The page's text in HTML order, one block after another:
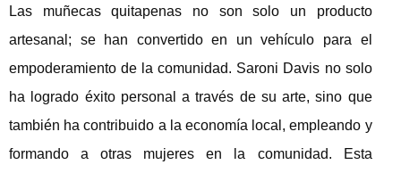
Las muñecas quitapenas no son solo un producto
artesanal; se han convertido en un vehículo para el
empoderamiento de la comunidad. Saroni Davis no solo
ha logrado éxito personal a través de su arte, sino que
también ha contribuido a la economía local, empleando y
formando a otras mujeres en la comunidad. Esta